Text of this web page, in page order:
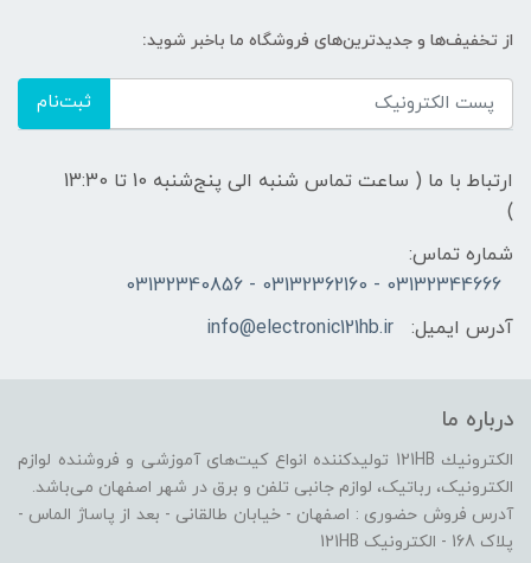
از تخفیف‌ها و جدیدترین‌های فروشگاه ما باخبر شوید:
ثبت‌نام
ارتباط با ما ( ساعت تماس شنبه الی پنج‌شنبه 10 تا 13:30
)
شماره تماس:
03132344666 - 03132362160 - 03132340856
آدرس ایمیل:
info@electronic121hb.ir
درباره ما
الكترونيك 121HB توليدكننده انواع کیت‌های آموزشی و فروشنده لوازم
الکترونیک، رباتیک، لوازم جانبی تلفن و برق در شهر اصفهان می‌باشد.
آدرس فروش حضوری : اصفهان - خیابان طالقانی - بعد از پاساژ الماس -
پلاک 168 - الکترونیک 121HB